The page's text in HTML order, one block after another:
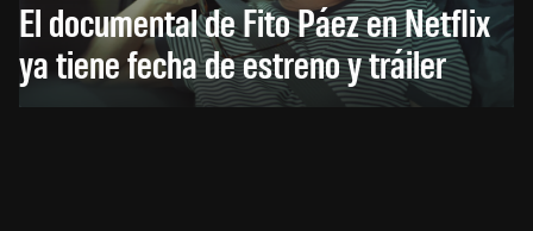
El documental de Fito Páez en Netflix
ya tiene fecha de estreno y tráiler